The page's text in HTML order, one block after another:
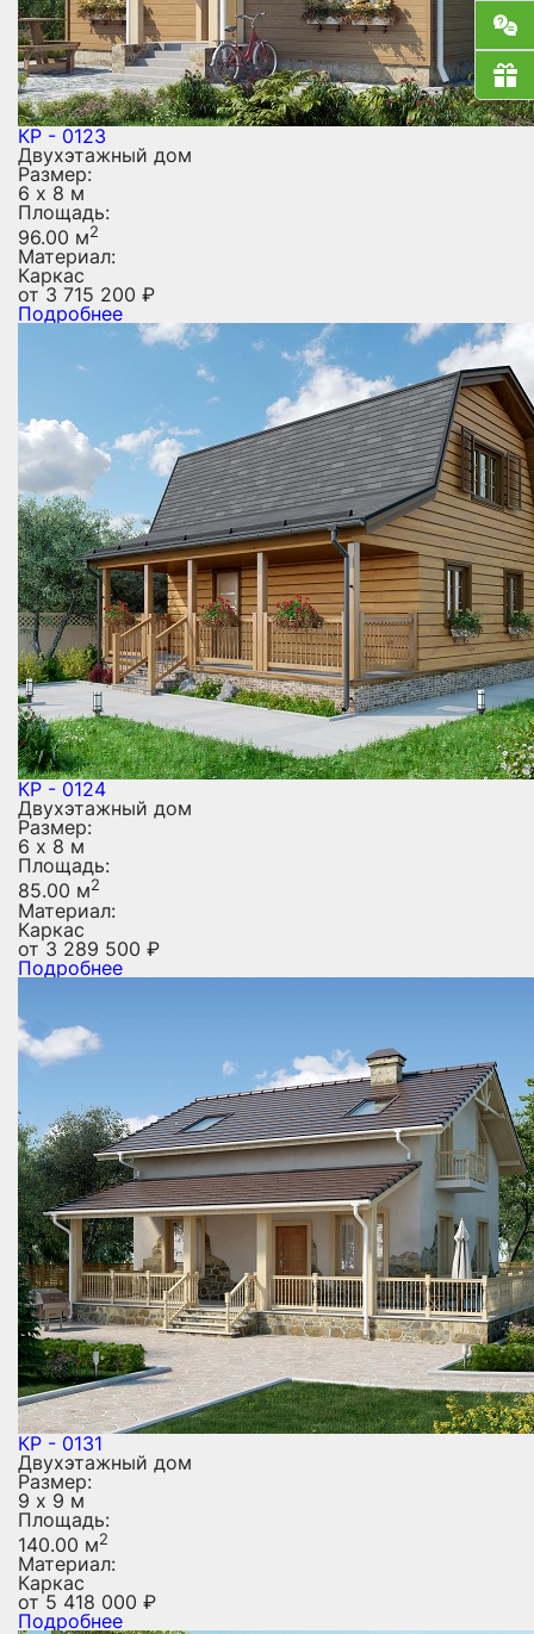
КР - 0123
Двухэтажный дом
Размер:
6 х 8 м
Площадь:
96.00 м2
Материал:
Каркас
от3 715 200 ₽
Подробнее
КР - 0124
Двухэтажный дом
Размер:
6 х 8 м
Площадь:
85.00 м2
Материал:
Каркас
от3 289 500 ₽
Подробнее
КР - 0131
Двухэтажный дом
Размер:
9 х 9 м
Площадь:
140.00 м2
Материал:
Каркас
от5 418 000 ₽
Подробнее